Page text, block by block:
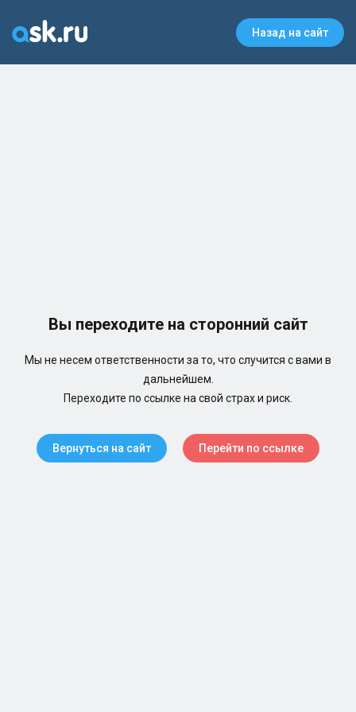
Назад на сайт
Вы переходите на сторонний сайт
Мы не несем ответственности за то, что случится с вами в
дальнейшем.
Переходите по ссылке на свой страх и риск.
Вернуться на сайт Перейти по ссылке